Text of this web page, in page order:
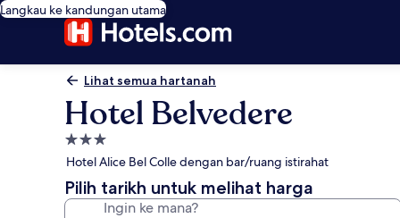
Langkau ke kandungan utama
Lihat semua hartanah
Hotel Belvedere
Hartanah
3.0
bintang
Hotel Alice Bel Colle dengan bar/ruang istirahat
Pilih tarikh untuk melihat harga
Ingin ke mana?